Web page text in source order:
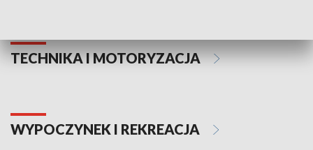
TECHNIKA I MOTORYZACJA
WYPOCZYNEK I REKREACJA